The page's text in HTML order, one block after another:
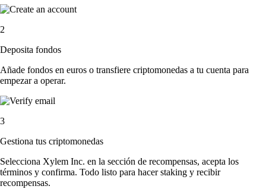
2
Deposita fondos
Añade fondos en euros o transfiere criptomonedas a tu cuenta para
empezar a operar.
3
Gestiona tus criptomonedas
Selecciona Xylem Inc. en la sección de recompensas, acepta los
términos y confirma. Todo listo para hacer staking y recibir
recompensas.